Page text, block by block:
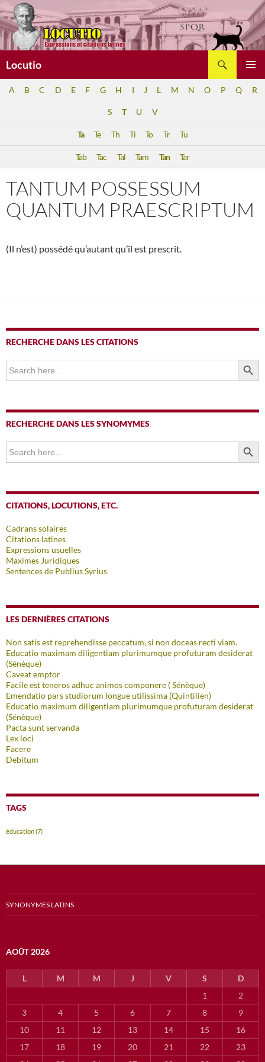
Aller
au
contenu
Locutio
A B C D E F G H I J L M N O P Q R
S T U V
Ta Te Th Ti To Tr Tu
Tab Tac Tal Tam Tan Tar
TANTUM POSSESSUM
QUANTUM PRAESCRIPTUM
(Il n’est) possédé qu’autant qu’il est prescrit.
RECHERCHE DANS LES CITATIONS
Search
for:
SEARCH
RECHERCHE DANS LES SYNOMYMES
Search
for:
SEARCH
CITATIONS, LOCUTIONS, ETC.
Cadrans solaires
Citations latines
Expressions usuelles
Maximes Juridiques
Sentences de Publius Syrius
LES DERNIÈRES CITATIONS
Non satis est reprehendisse peccatum, si non doceas recti viam.
Educatio maximam diligentiam plurimumque profuturam desiderat
(Sénèque)
Caveat emptor
Facile est teneros adhuc animos componere ( Sénèque)
Emendatio pars studiorum longue utilissima (Quintilien)
Educatio maximum diligentiam plurimumque profuturam desiderat
(Sénèque)
Pacta sunt servanda
Lex loci
Facere
Debitum
TAGS
éducation(7)
SYNONYMES LATINS
AOÛT 2026
L M M J V S
D
1
2
3
4 5 6 7 8
9
10
11 12 13 14 15
16
17
18 19 20 21 22
23